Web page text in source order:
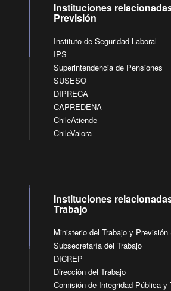
Instituciones
Previsión
Instituto de Seguridad Laboral
IPS
Superintendencia de Pensiones
SUSESO
DIPRECA
CAPREDENA
ChileAtiende
ChileValora
Instituciones
Trabajo
Ministerio del Trabajo y Previsión
Subsecretaría del Trabajo
DICREP
Dirección del Trabajo
Comisión de Integridad Pública y